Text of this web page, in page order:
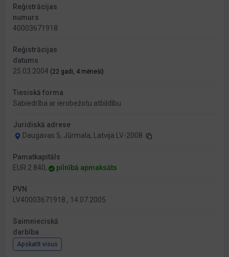
Reģistrācijas
numurs
40003671918
Reģistrācijas
datums
25.03.2004 (22 gadi, 4 mēneši)
Tiesiskā forma
Sabiedrība ar ierobežotu atbildību
Juridiskā adrese
Daugavas 5, Jūrmala, Latvija LV-2008
Pamatkapitāls
EUR 2 840,
pilnībā apmaksāts
PVN
LV40003671918 , 14.07.2005
Saimnieciskā
darbība
Apskatīt visus